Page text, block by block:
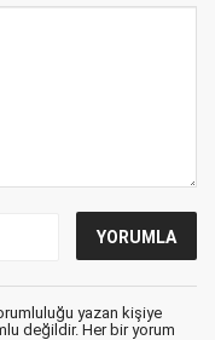
yazan kişiye
değildir. Her bir yorum